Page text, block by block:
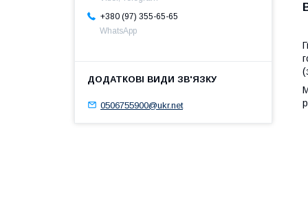
+380 (97) 355-65-65
WhatsApp
0506755900@ukr.net